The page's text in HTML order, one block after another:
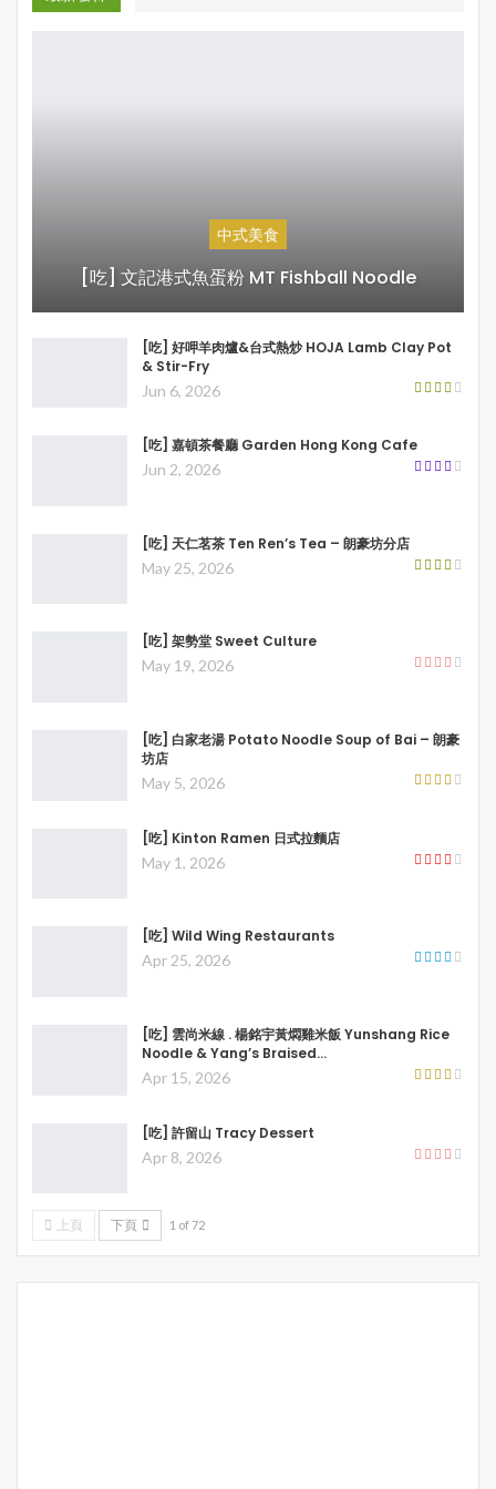
中式美食
[吃] 文記港式魚蛋粉 MT Fishball Noodle
[吃] 好呷羊肉爐&台式熱炒 HOJA Lamb Clay Pot
& Stir-Fry
Jun 6, 2026
[吃] 嘉頓茶餐廳 Garden Hong Kong Cafe
Jun 2, 2026
[吃] 天仁茗茶 Ten Ren’s Tea – 朗豪坊分店
May 25, 2026
[吃] 架勢堂 Sweet Culture
May 19, 2026
[吃] 白家老湯 Potato Noodle Soup of Bai – 朗豪
坊店
May 5, 2026
[吃] Kinton Ramen 日式拉麵店
May 1, 2026
[吃] Wild Wing Restaurants
Apr 25, 2026
[吃] 雲尚米線 . 楊銘宇黃燜雞米飯 Yunshang Rice
Noodle & Yang’s Braised…
Apr 15, 2026
[吃] 許留山 Tracy Dessert
Apr 8, 2026
上頁 下頁 1 of 72